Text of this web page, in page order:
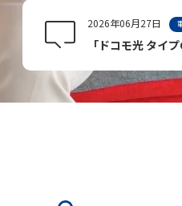
2026年06月27日
「ドコモ光 タイ